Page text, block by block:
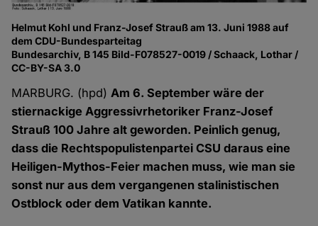
Helmut Kohl und Franz-Josef Strauß am 13. Juni 1988 auf
dem CDU-Bundesparteitag
Bundesarchiv, B 145 Bild-F078527-0019 / Schaack, Lothar /
CC-BY-SA 3.0
MARBURG. (hpd)Am 6. September wäre der
stiernackige Aggressivrhetoriker Franz-Josef
Strauß 100 Jahre alt geworden. Peinlich genug,
dass die Rechtspopulistenpartei CSU daraus eine
Heiligen-Mythos-Feier machen muss, wie man sie
sonst nur aus dem vergangenen stalinistischen
Ostblock oder dem Vatikan kannte.